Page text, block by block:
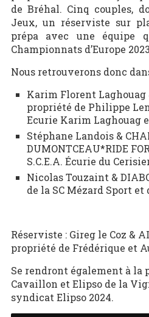
de Bréhal. Cinq couples,
Jeux, un réserviste sur
prépa avec une équipe
Championnats d’Europe
Nous retrouverons donc
Karim Florent Laghouag
propriété de Philippe
Ecurie Karim Laghouag
Stéphane Landois &
DUMONTCEAU*RIDE
S.C.E.A. Écurie du
Nicolas Touzaint &
de la SC Mézard Sport
Réserviste : Gireg le Coz &
propriété de Frédérique et
Se rendront également à la
Cavaillon et Elipso de la
syndicat Elipso 2024.